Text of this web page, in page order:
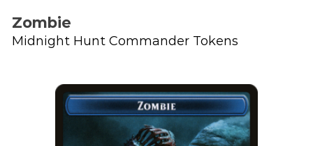
Zombie
Midnight Hunt Commander Tokens